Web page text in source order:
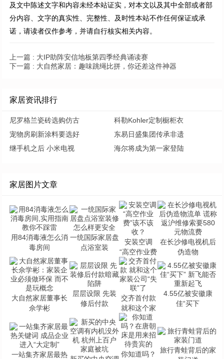
及文中陈述文字和内容未经本站证实，对本文以及其中全部或者部
分内容、文字的真实性、完整性、及时性本站不作任何保证或承
诺，请读者仅作参考，并请自行核实相关内容。
上一篇 : 大IP助阵安信地板第四季经典诵读赛
下一篇 : 大自然家居：趣味跳绳比拼，你还差这件神器
家居资讯排行
尼罗格兰瓷砖选购仿古
科勒Kohler定制橱柜衣
宠物房刷新涂料要选好
东易日盛集团传承非遗
继手机之后 小米电视
海尔将成为第一家登陆
家居图片文章
用84消毒液怎么消
毒房间
一统国际家居盘
点浴室装
安装空调
“高空作业费
在长沙修电视机后
伪造物
大自然家居董事长
佘学彬
层层设限 先装
修后付款
交齐首付款
就和这个家
4.55亿被安徽康
佳“买下
一站集齐家居最热 你知道吗？
旅行青蛙背后的家